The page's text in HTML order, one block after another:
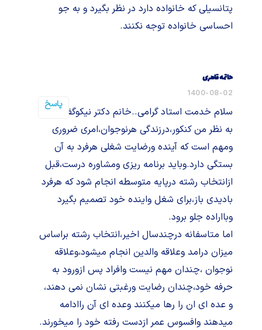
پتانسیلی که خانواده دارد در نظر بگیرد و به جو
احساسی خانواده توجه نکنند.
حاتمه قاهری
1400-08-02
پاسخ
سلام خدمت استاد گرامی..خانم دکتر نیکوگفتار
به نظر من کنکور،درزندگی هرنوجوان،امری ضروری
ومهم است که آینده ورضایت شغلی هرفرد به آن
بستگی دارد.وباید برنامه ریزی ومشاوره درست،قبل
ازانتخاب رشته درپایه متوسطه انجام شود که هرفرد
بادیدی باز،برای شغل واینده خود تصمیم بگیرد
وبااراده جلو برود.
اما متاسفانه درچندسال اخیر،انتخاب رشته براساس
میزان درامد وعلاقه والدین انجام میشود،وعلاقه
نوجوان ،چندان مهم نیست وافراد پس ازورود به
حرفه خود،چندان رضایت ورغبتی نشان نمی دهند،
و عده ای ان را رها میکنند وعده ای آن راادامه
میدهند وافسوس عمر ازدست رفته خود را میخورند.